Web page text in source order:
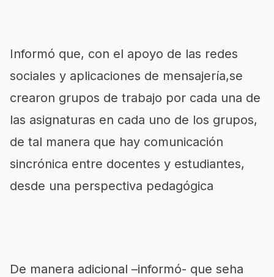
Informó que, con el apoyo de las redes
sociales y aplicaciones de mensajería,se
crearon grupos de trabajo por cada una de
las asignaturas en cada uno de los grupos,
de tal manera que hay comunicación
sincrónica entre docentes y estudiantes,
desde una perspectiva pedagógica
De manera adicional –informó- que seha